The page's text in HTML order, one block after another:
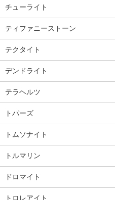
チューライト
ティファニーストーン
テクタイト
デンドライト
テラヘルツ
トパーズ
トムソナイト
トルマリン
ドロマイト
トロレアイト